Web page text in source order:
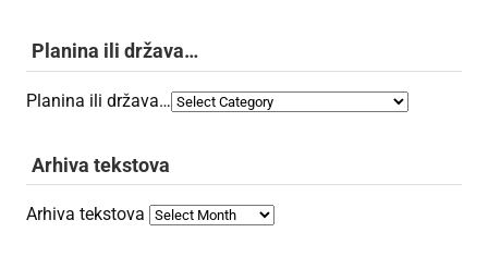
Planina ili država…
Planina ili država…
Arhiva tekstova
Arhiva tekstova